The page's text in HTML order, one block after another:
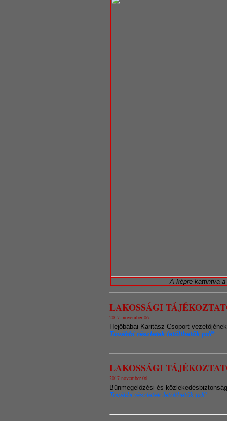
A képre kattintva
LAKOSSÁGI
2017. november 06.
Hejőbábai Karitász Csoport
További részletek letölthetők pdf*
LAKOSSÁGI
2017 november 06.
Bűnmegelőzési és
További részletek letölthetők pdf*